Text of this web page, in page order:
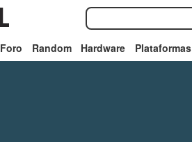
Foro Random Hardware Plataformas